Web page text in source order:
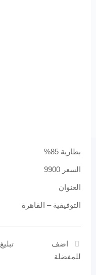
بطارية 85%
السعر 9900
العنوان
التوفيقية – القاهرة
اضف
للمفضلة
تبليغ